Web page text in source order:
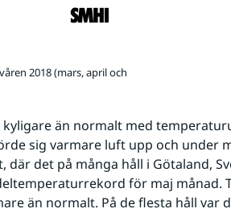
2018 (mars, april och
kyligare än normalt med
sig varmare luft upp och under
där det på många håll i Götaland,
för maj månad.
än normalt. På de flesta håll var